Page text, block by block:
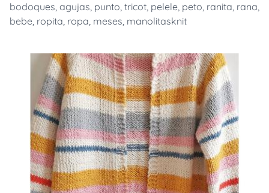
bodoques, agujas, punto, tricot, pelele, peto, ranita, rana,
bebe, ropita, ropa, meses, manolitasknit